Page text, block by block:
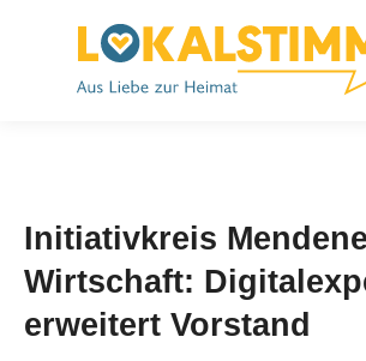
Initiativkreis
Wirtschaft:
erweitert Vorstand